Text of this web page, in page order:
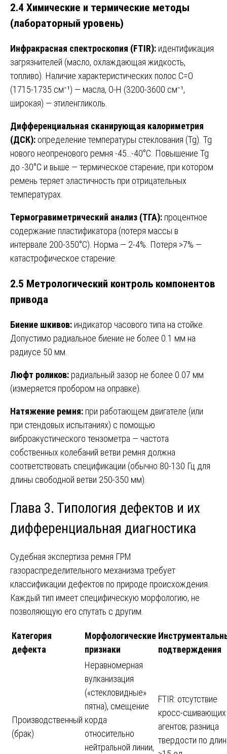
2.4 Химические и термические методы
(лабораторный уровень)
Инфракрасная спектроскопия (FTIR): идентификация
загрязнителей (масло, охлаждающая жидкость,
топливо). Наличие характеристических полос С=О
(1715-1735 см⁻¹) — масла, О-Н (3200-3600 см⁻¹,
широкая) — этиленгликоль.
Дифференциальная сканирующая калориметрия
(ДСК): определение температуры стеклования (Tg). Tg
нового неопренового ремня -45…-40°C. Повышение Tg
до -30°C и выше — термическое старение, при котором
ремень теряет эластичность при отрицательных
температурах.
Термогравиметрический анализ (ТГА): процентное
содержание пластификатора (потеря массы в
интервале 200-350°C). Норма — 2-4%. Потеря >7% —
катастрофическое старение.
2.5 Метрологический контроль компонентов
привода
Биение шкивов: индикатор часового типа на стойке.
Допустимо радиальное биение не более 0.1 мм на
радиусе 50 мм.
Люфт роликов: радиальный зазор не более 0.07 мм
(измеряется пробором на оправке).
Натяжение ремня: при работающем двигателе (или
при стендовых испытаниях) с помощью
виброакустического тензометра — частота
собственных колебаний ветви ремня должна
соответствовать спецификации (обычно 80-130 Гц для
длины свободной ветви 250-350 мм).
Глава 3. Типология дефектов и их
дифференциальная диагностика
Судебная экспертиза ремня ГРМ
газораспределительного механизма требует
классификации дефектов по природе происхождения.
Каждый тип имеет специфическую морфологию, не
позволяющую его спутать с другим.
Категория
дефекта
Морфологические
признаки
подтверждения
Производственный
(брак)
Неравномерная
вулканизация
(«стекловидные»
пятна), смещение
корда
относительно
нейтральной линии,
FTIR: отсутствие
кросс-сшивающих
агентов; разница
твердости по